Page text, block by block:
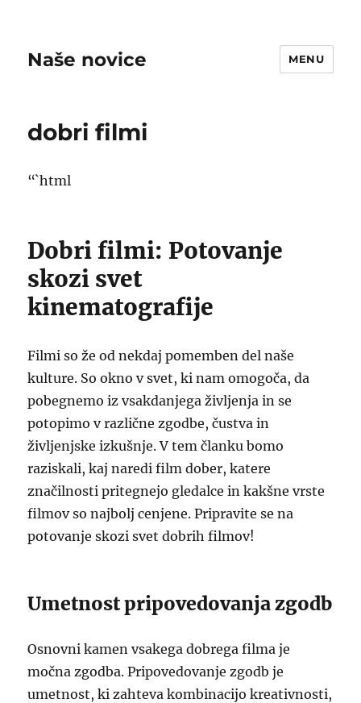
Naše novice MENU
dobri filmi
“`html
Dobri filmi: Potovanje
skozi svet
kinematografije
Filmi so že od nekdaj pomemben del naše
kulture. So okno v svet, ki nam omogoča, da
pobegnemo iz vsakdanjega življenja in se
potopimo v različne zgodbe, čustva in
življenjske izkušnje. V tem članku bomo
raziskali, kaj naredi film dober, katere
značilnosti pritegnejo gledalce in kakšne vrste
filmov so najbolj cenjene. Pripravite se na
potovanje skozi svet dobrih filmov!
Umetnost pripovedovanja zgodb
Osnovni kamen vsakega dobrega filma je
močna zgodba. Pripovedovanje zgodb je
umetnost, ki zahteva kombinacijo kreativnosti,